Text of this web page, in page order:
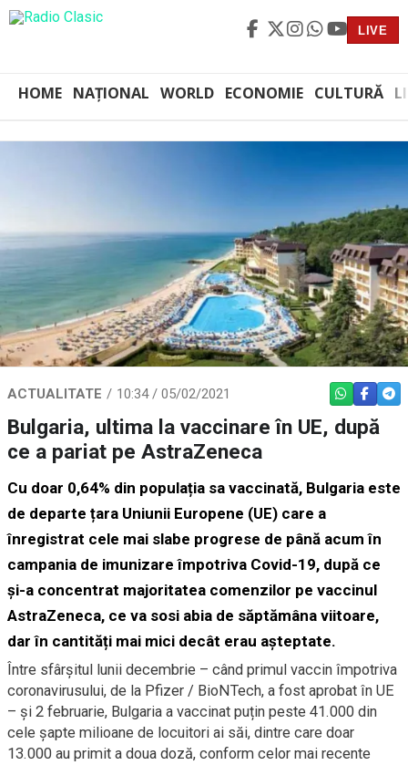
LIVE
HOME NAȚIONAL WORLD ECONOMIE CULTURĂ
ACTUALITATE 10:34 / 05/02/2021 WHATSAPP
Bulgaria, ultima la vaccinare în UE, după
ce a pariat pe AstraZeneca
Cu doar 0,64% din populația sa vaccinată, Bulgaria este
de departe țara Uniunii Europene (UE) care a
înregistrat cele mai slabe progrese de până acum în
campania de imunizare împotriva Covid-19, după ce
și-a concentrat majoritatea comenzilor pe vaccinul
AstraZeneca, ce va sosi abia de săptămâna viitoare,
dar în cantități mai mici decât erau așteptate.
Între sfârșitul lunii decembrie – când primul vaccin împotriva
coronavirusului, de la Pfizer / BioNTech, a fost aprobat în UE
– și 2 februarie, Bulgaria a vaccinat puțin peste 41.000 din
cele șapte milioane de locuitori ai săi, dintre care doar
13.000 au primit a doua doză, conform celor mai recente